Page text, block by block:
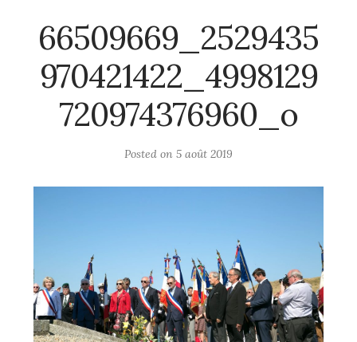
66509669_2529435
970421422_4998129
720974376960_o
Posted on 5 août 2019